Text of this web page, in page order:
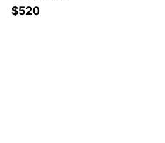
$520